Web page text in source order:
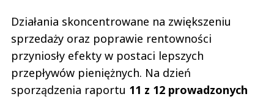
Działania skoncentrowane na zwiększeniu
sprzedaży oraz poprawie rentowności
przyniosły efekty w postaci lepszych
przepływów pieniężnych. Na dzień
sporządzenia raportu 11 z 12 prowadzonych